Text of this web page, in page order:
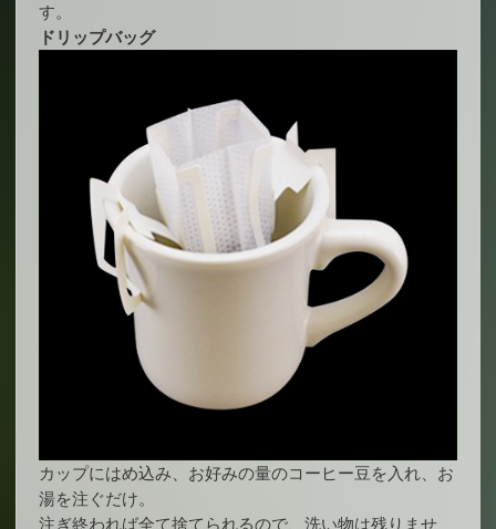
す。
ドリップバッグ
カップにはめ込み、お好みの量のコーヒー豆を入れ、お
湯を注ぐだけ。
注ぎ終われば全て捨てられるので、洗い物は残りませ